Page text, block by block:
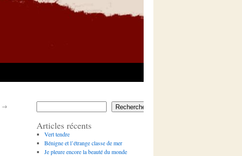
→ Rechercher
Articles récents
Vert tendre
Bénigne et l’étrange classe de mer
Je pleure encore la beauté du monde